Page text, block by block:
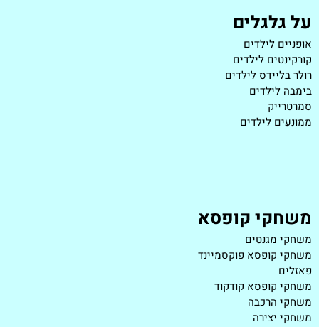
על גלגלים
אופניים לילדים
קורקינטים לילדים
רולר בליידס לילדים
בימבה לילדים
סמרטרייק
ממונעים לילדים
משחקי קופסא
משחקי מגנטים
משחקי קופסא פוקסמיינד
פאזלים
משחקי קופסא קודקוד
משחקי הרכבה
משחקי יצירה